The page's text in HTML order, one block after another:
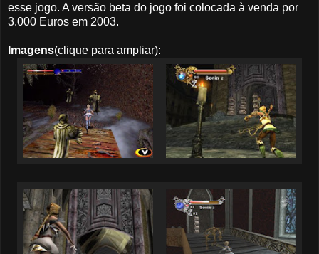
esse jogo. A versão beta do jogo foi colocada à venda por
3.000 Euros em 2003.
Imagens(clique para ampliar):